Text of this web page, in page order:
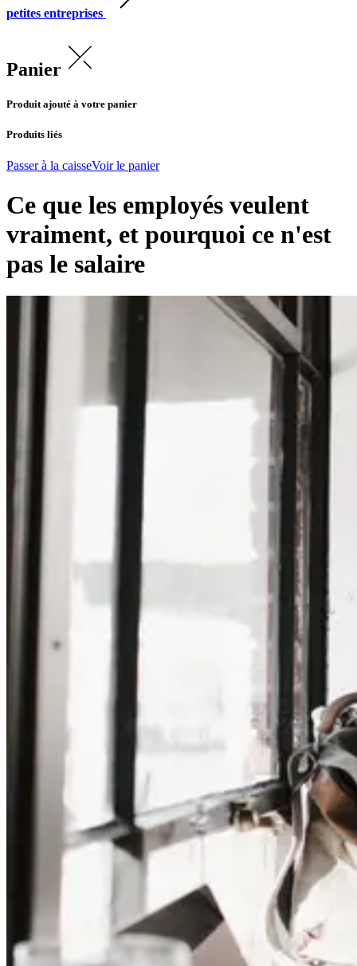
petites entreprises
Panier
Produit ajouté à votre panier
Produits liés
Passer à la caisseVoir le panier
Ce que les employés veulent
vraiment, et pourquoi ce n'est
pas le salaire